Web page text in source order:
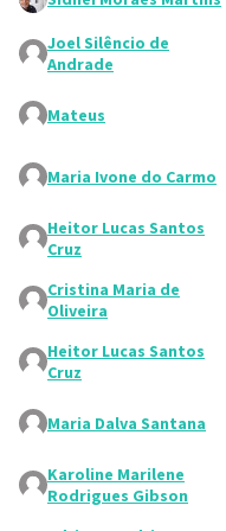
Joel Silêncio de
Andrade
Mateus
Maria Ivone do Carmo
Heitor Lucas Santos
Cruz
Cristina Maria de
Oliveira
Heitor Lucas Santos
Cruz
Maria Dalva Santana
Karoline Marilene
Rodrigues Gibson